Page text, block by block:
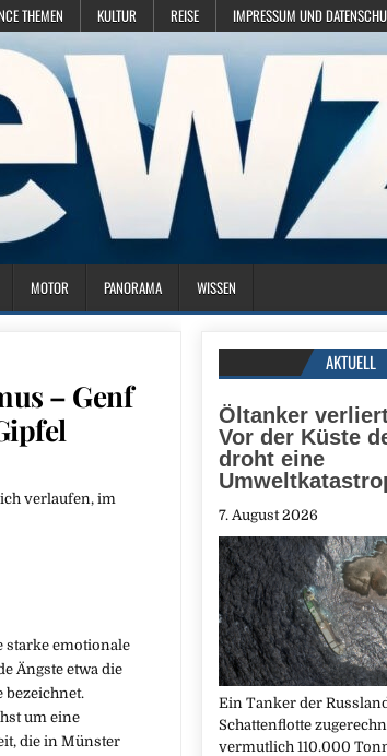
THEMEN KULTUR REISE IMPRESSUM UND
MOTOR PANORAMA WISSEN
– Genf
verlaufen, im
starke emotionale
Ängste etwa die
um eine
die in Münster
AKTUELL
Öltanker
Vor der Küste
droht eine
7. August 2026
Ein Tanker der
Schattenflotte
vermutlich 110.000